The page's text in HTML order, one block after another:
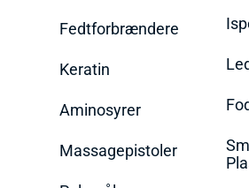
Fedtforbrændere
Keratin
Aminosyrer
Massagepistoler